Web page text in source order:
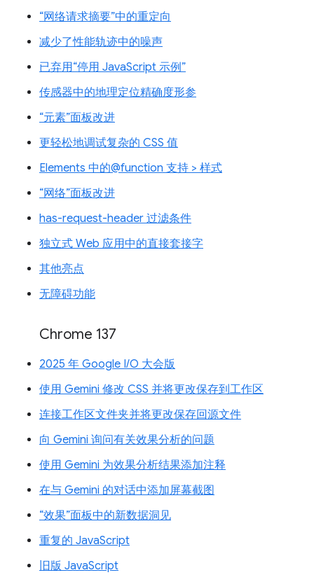
“网络请求摘要”中的重定向
减少了性能轨迹中的噪声
已弃用“停用 JavaScript 示例”
传感器中的地理定位精确度形参
“元素”面板改进
更轻松地调试复杂的 CSS 值
Elements 中的@function 支持 > 样式
“网络”面板改进
has-request-header 过滤条件
独立式 Web 应用中的直接套接字
其他亮点
无障碍功能
Chrome 137
2025 年 Google I/O 大会版
使用 Gemini 修改 CSS 并将更改保存到工作区
连接工作区文件夹并将更改保存回源文件
向 Gemini 询问有关效果分析的问题
使用 Gemini 为效果分析结果添加注释
在与 Gemini 的对话中添加屏幕截图
“效果”面板中的新数据洞见
重复的 JavaScript
旧版 JavaScript